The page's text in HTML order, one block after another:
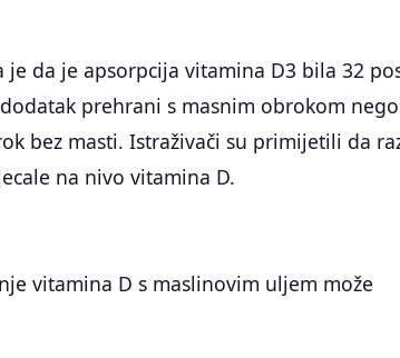
je da je apsorpcija vitamina D3 bila 32
prehrani s masnim obrokom
bez masti. Istraživači su primijetili da
na nivo vitamina D.
vitamina D s maslinovim uljem može